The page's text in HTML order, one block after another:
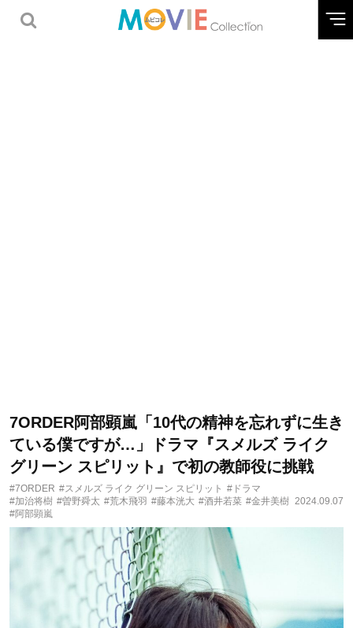
7ORDER阿部顕嵐「10代の精神を忘れずに生き
ている僕ですが…」ドラマ『スメルズ ライク
グリーン スピリット』で初の教師役に挑戦
#7ORDER #スメルズ ライク グリーン スピリット #ドラマ
#加治将樹 #曽野舜太 #荒木飛羽 #藤本洸大 #酒井若菜 #金井美樹
#阿部顕嵐
2024.09.07